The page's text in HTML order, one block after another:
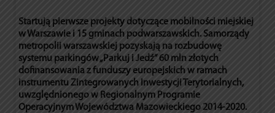
Startują pierwsze projekty dotyczące mobilności miejskiej
w Warszawie i 15 gminach podwarszawskich. Samorządy
metropolii warszawskiej pozyskają na rozbudowę
systemu parkingów „Parkuj i Jedź” 60 mln złotych
dofinansowania z funduszy europejskich w ramach
instrumentu Zintegrowanych Inwestycji Terytorialnych,
uwzględnionego w Regionalnym Programie
Operacyjnym Województwa Mazowieckiego 2014-2020.